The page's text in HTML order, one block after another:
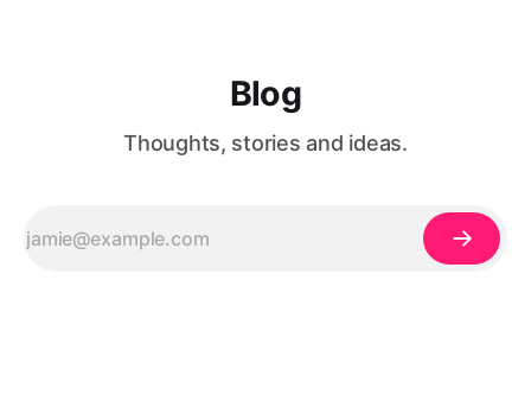
Blog
Thoughts, stories and ideas.